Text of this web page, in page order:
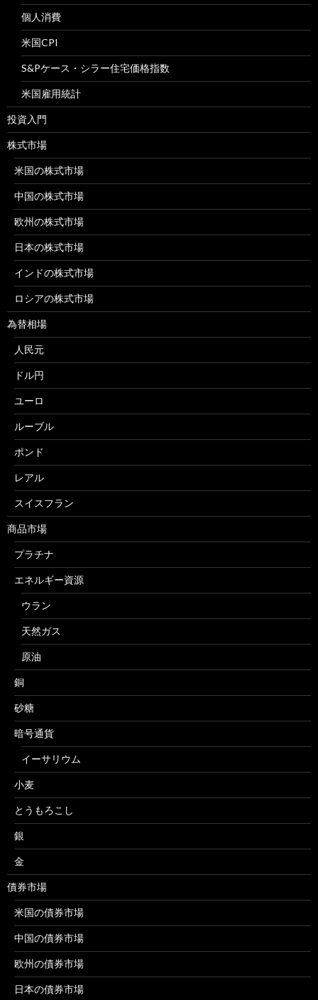
個人消費
米国CPI
S&Pケース・シラー住宅価格指数
米国雇用統計
投資入門
株式市場
米国の株式市場
中国の株式市場
欧州の株式市場
日本の株式市場
インドの株式市場
ロシアの株式市場
為替相場
人民元
ドル円
ユーロ
ルーブル
ポンド
レアル
スイスフラン
商品市場
プラチナ
エネルギー資源
ウラン
天然ガス
原油
銅
砂糖
暗号通貨
イーサリウム
小麦
とうもろこし
銀
金
債券市場
米国の債券市場
中国の債券市場
欧州の債券市場
日本の債券市場